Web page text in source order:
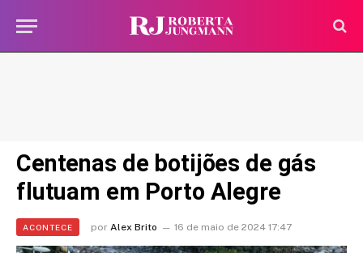
Centenas de botijões de gás
flutuam em Porto Alegre
ACONTECE por Alex Brito 16 de maio de 2024 17:47